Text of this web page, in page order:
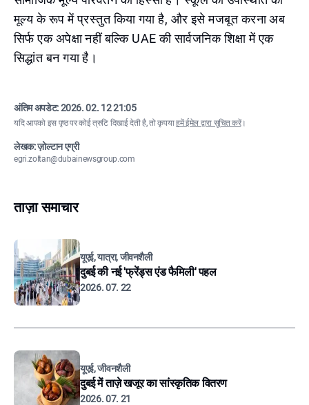
मूल्य के रूप में प्रस्तुत किया गया है, और इसे मजबूत करना अब
सिर्फ एक अपेक्षा नहीं बल्कि UAE की सार्वजनिक शिक्षा में एक
सिद्धांत बन गया है।
अंतिम अपडेट:2026. 02. 12 21:05
यदि आपको इस पृष्ठ पर कोई त्रुटि दिखाई देती है, तो कृपयाहमें ईमेल द्वारा सूचित करें।
लेखक: ज़ोल्टान एग्री
egri.zoltan@dubainewsgroup.com
ताज़ा समाचार
यूएई, यात्रा, जीवनशैली
दुबई की नई 'फ्रेंड्स एंड फैमिली' पहल
2026. 07. 22
यूएई, जीवनशैली
दुबई में ताज़े खजूर का सांस्कृतिक वितरण
2026. 07. 21